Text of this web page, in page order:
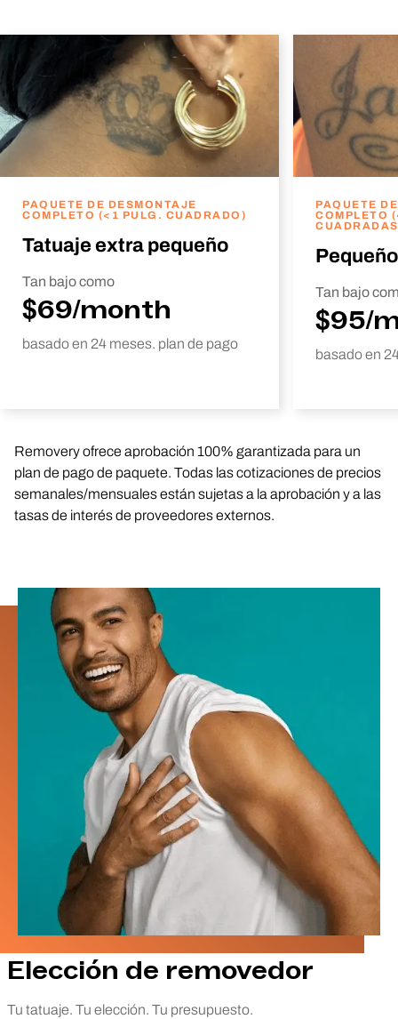
PAQUETE DE DESMONTAJE
COMPLETO (<1 PULG. CUADRADO)
Tatuaje extra pequeño
Tan bajo como
$69/month
basado en 24 meses. plan de pago
PAQUETE
COMPLETO
Tan bajo
$95/
basado en
Removery ofrece aprobación 100% garantizada para un
plan de pago de paquete. Todas las cotizaciones de precios
semanales/mensuales están sujetas a la aprobación y a las
tasas de interés de proveedores externos.
Elección de removedor
Tu tatuaje. Tu elección. Tu presupuesto.